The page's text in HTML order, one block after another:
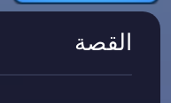
القصة